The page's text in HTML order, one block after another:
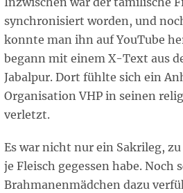
synchronisiert worden, und
konnte man ihn auf YouTube
begann mit einem X-Text aus
Jabalpur. Dort fühlte sich ein
Organisation VHP in seinen
verletzt.
Es war nicht nur ein Sakrileg,
je Fleisch gegessen habe. Noch
Brahmanenmädchen dazu